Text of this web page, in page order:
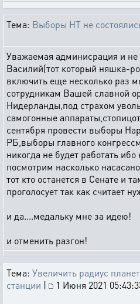
Тема: Выборы НТ не
Уважаемая админисрация и
Василий(тот который няшка-
включить еще несколько раз
сотрудникам Вашей славной
Нидерланды,под страхом
самогонные
сентября провести выборы
РБ,выборы главного
никогда не будет работать
посмотрим насколько
тот кто останется в Сенате и
проголосует так как считает
и да....медальку мне за идею!
и отменить разгон!
Тема: Увеличить радиус
станции |
1 Июня 2021